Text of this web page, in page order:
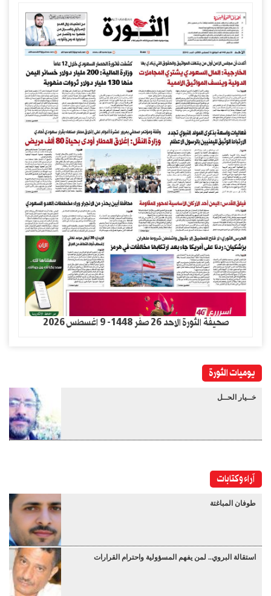
صحيفة الثورة الاحد 26 صفر 1448- 9 اغسطس 2026
يوميات الثورة
خــيار الحــل
آراء وكتابات
طوفان المباغتة
استقالة البروي.. لمن يفهم المسؤولية واحترام القرارات